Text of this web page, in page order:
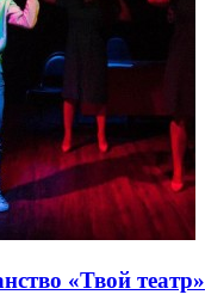
«Твой театр»